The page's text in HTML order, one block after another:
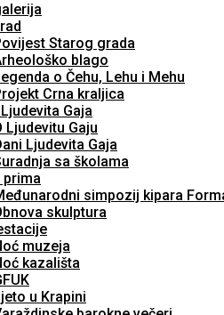
Starog grada
blago
o Čehu, Lehu i Mehu
Crna kraljica
Gaja
Ljudevitu Gaju
Ljudevita Gaja
sa školama
prima
simpozij kipara
skulptura
muzeja
kazališta
u Krapini